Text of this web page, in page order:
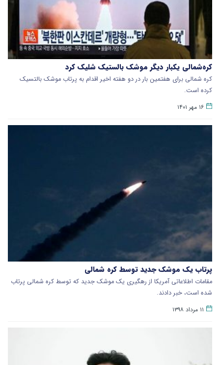
کره‌شمالی یکبار دیگر موشک بالستیک شلیک کرد
کره شمالی برای هفتمین بار در دو هفته اخیر اقدام به پرتاب موشک بالتسیک
کرده است.
۱۶ مهر ۱۴۰۱
پرتاب یک موشک جدید توسط کره شمالی
مقامات اطلاعاتی آمریکا از رهگیری یک موشک جدید که توسط کره شمالی پرتاب
شده است، خبر دادند.
۱۱ مرداد ۱۳۹۸